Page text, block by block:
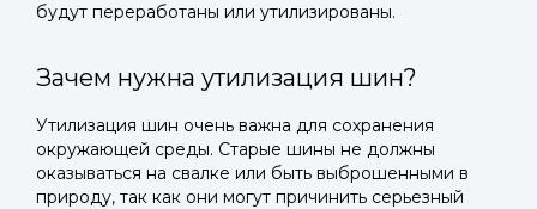
будут переработаны или утилизированы.
Зачем нужна утилизация шин?
Утилизация шин очень важна для сохранения
окружающей среды. Старые шины не должны
оказываться на свалке или быть выброшенными в
природу, так как они могут причинить серьезный